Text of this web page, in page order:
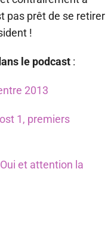
pas prêt de se retirer
!
le podcast :
2013
1, premiers
Oui et attention la